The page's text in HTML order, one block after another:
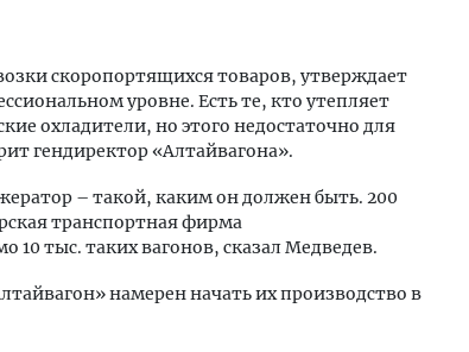
скоропортящихся товаров, утверждает
уровне. Есть те, кто утепляет
охладители, но этого недостаточно для
гендиректор «Алтайвагона».
– такой, каким он должен быть. 200
транспортная фирма
10 тыс. таких вагонов, сказал Медведев.
намерен начать их производство в